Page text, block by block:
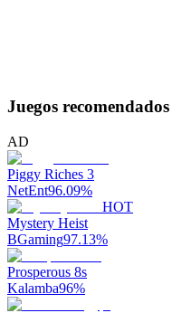
Juegos recomendados
AD
Piggy Riches 3
NetEnt96.09%
HOT
Mystery Heist
BGaming97.13%
Prosperous 8s
Kalamba96%